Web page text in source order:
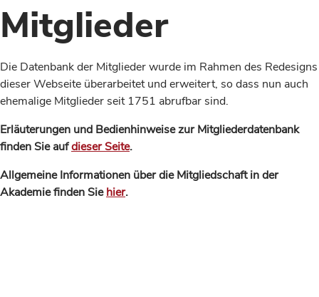
Mitglieder
Die Datenbank der Mitglieder wurde im Rahmen des Redesigns
dieser Webseite überarbeitet und erweitert, so dass nun auch
ehemalige Mitglieder seit 1751 abrufbar sind.
Erläuterungen und Bedienhinweise zur Mitgliederdatenbank
finden Sie aufdieser Seite.
Allgemeine Informationen über die Mitgliedschaft in der
Akademie finden Siehier.